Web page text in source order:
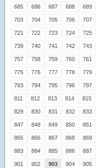
685 686 687 688 689
703 704 705 706 707
721 722 723 724 725
739 740 741 742 743
757 758 759 760 761
775 776 777 778 779
793 794 795 796 797
811 812 813 814 815
829 830 831 832 833
847 848 849 850 851
865 866 867 868 869
883 884 885 886 887
901 902 903 904 905